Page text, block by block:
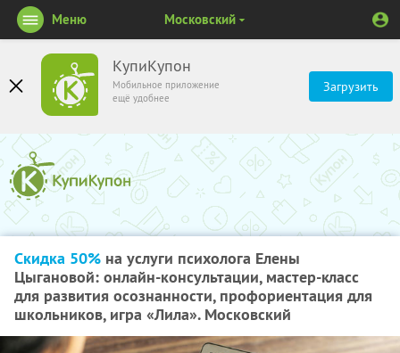
КупиКупон
Мобильное приложение
ещё удобнее
Загрузить
Меню Московский
Скидка 50% на услуги психолога Елены
Цыгановой: онлайн-консультации, мастер-класс
для развития осознанности, профориентация для
школьников, игра «Лила». Московский